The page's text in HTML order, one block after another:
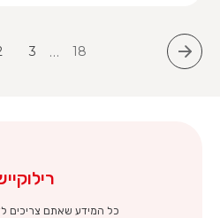
3 … 18
כל המידע שאתם צריכים